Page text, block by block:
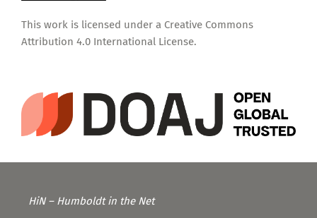
This work is licensed under a Creative Commons
Attribution 4.0 International License.
HiN – Humboldt in the Net